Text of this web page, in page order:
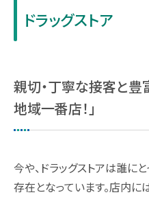
地域イベント活動
セルフメディケーション
はたらく人の身だしなみ
ドラッグストア
親切・丁寧な接客と豊
地域一番店！」
今や、ドラッグストアは誰に
存在となっています。店内